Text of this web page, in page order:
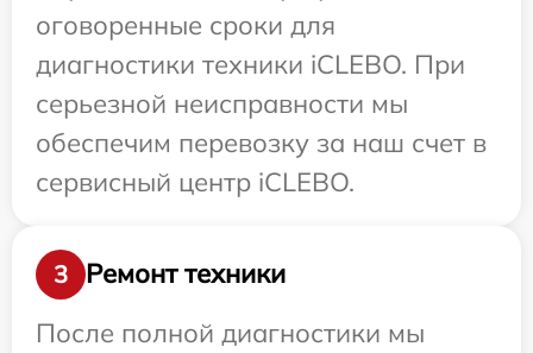
оговоренные сроки для
диагностики техники iCLEBO. При
серьезной неисправности мы
обеспечим перевозку за наш счет в
сервисный центр iCLEBO.
3
Ремонт техники
После полной диагностики мы